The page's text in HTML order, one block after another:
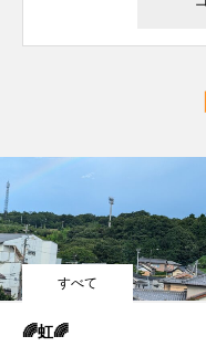
すべて
🌈虹🌈